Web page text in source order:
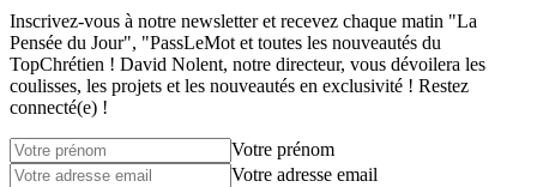
Inscrivez-vous à notre newsletter et recevez chaque matin "La
Pensée du Jour", "PassLeMot et toutes les nouveautés du
TopChrétien ! David Nolent, notre directeur, vous dévoilera les
coulisses, les projets et les nouveautés en exclusivité ! Restez
connecté(e) !
Votre prénom
Votre adresse email